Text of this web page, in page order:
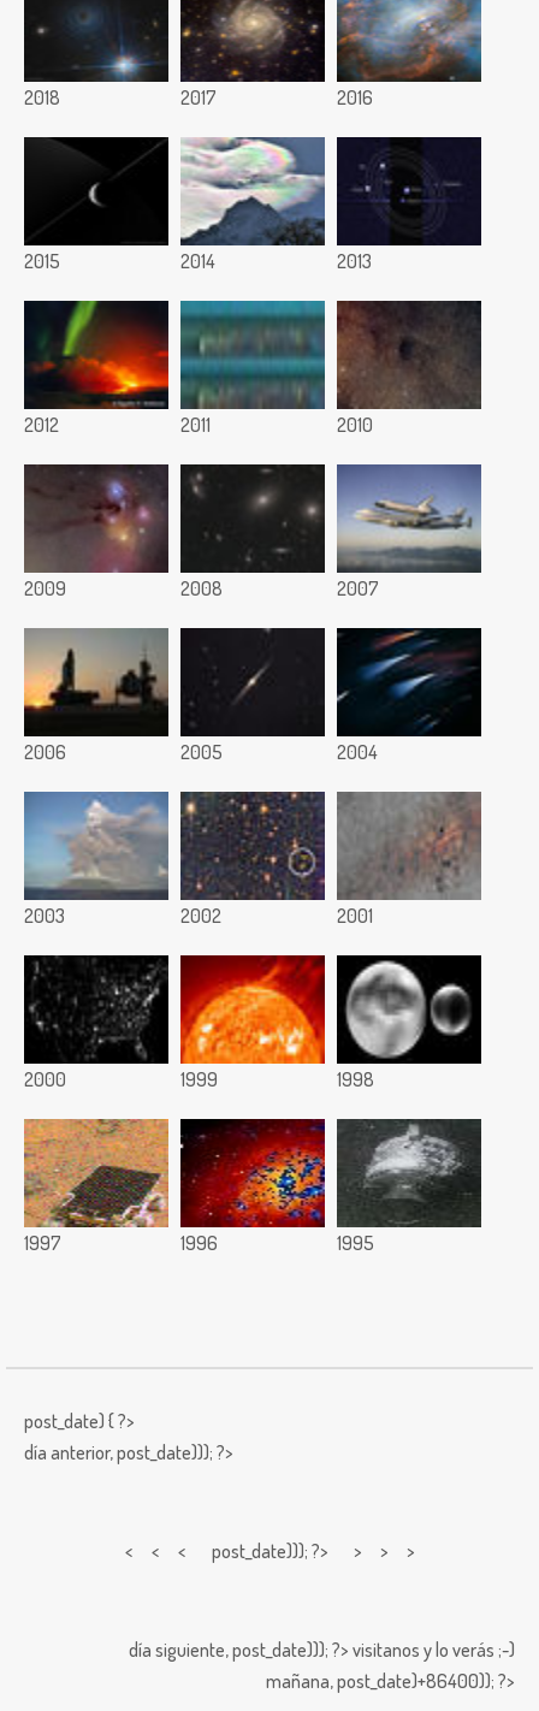
2018 2017 2016
2015 2014 2013
2012 2011 2010
2009 2008 2007
2006 2005 2004
2003 2002 2001
2000 1999 1998
1997 1996 1995
post_date) { ?>
día anterior,post_date))); ?>
< < < post_date))); ?> > > >
día siguiente,post_date))); ?> visitanos y lo verás ;-)
mañana,post_date)+86400)); ?>